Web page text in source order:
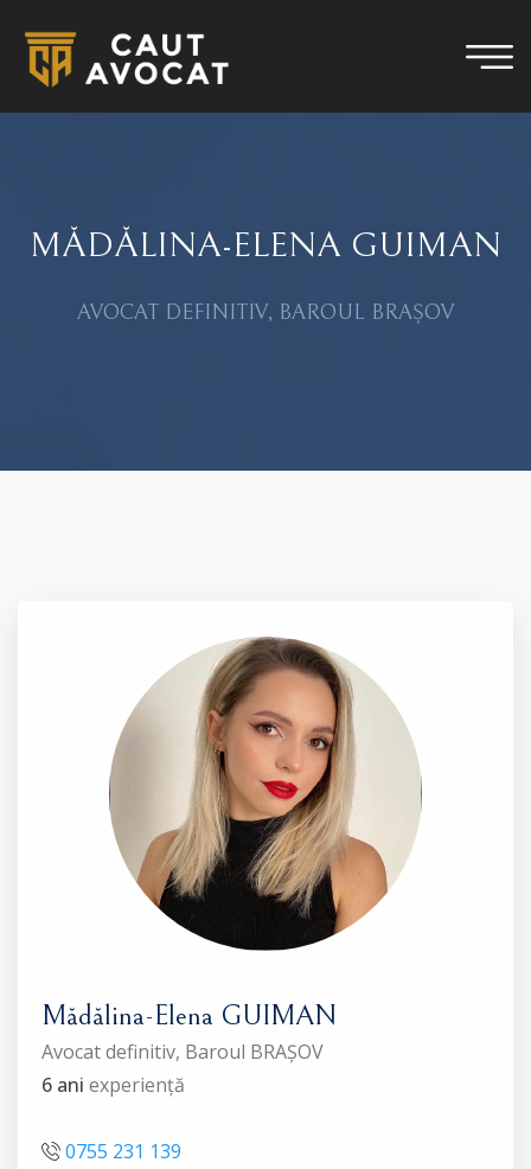
MĂDĂLINA-ELENA GUIMAN
AVOCAT DEFINITIV, BAROUL BRAȘOV
Mădălina-Elena GUIMAN
Avocat definitiv, Baroul BRAȘOV
6 ani experiență
0755 231 139